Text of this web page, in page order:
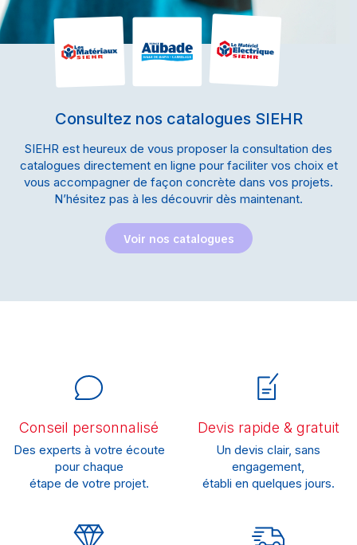
Consultez nos catalogues SIEHR
SIEHR est heureux de vous proposer la consultation des
catalogues directement en ligne pour faciliter vos choix et
vous accompagner de façon concrète dans vos projets.
N’hésitez pas à les découvrir dès maintenant.
Voir nos catalogues
Conseil personnalisé
Des experts à votre écoute
pour chaque
étape de votre projet.
Devis rapide & gratuit
Un devis clair, sans
engagement,
établi en quelques jours.